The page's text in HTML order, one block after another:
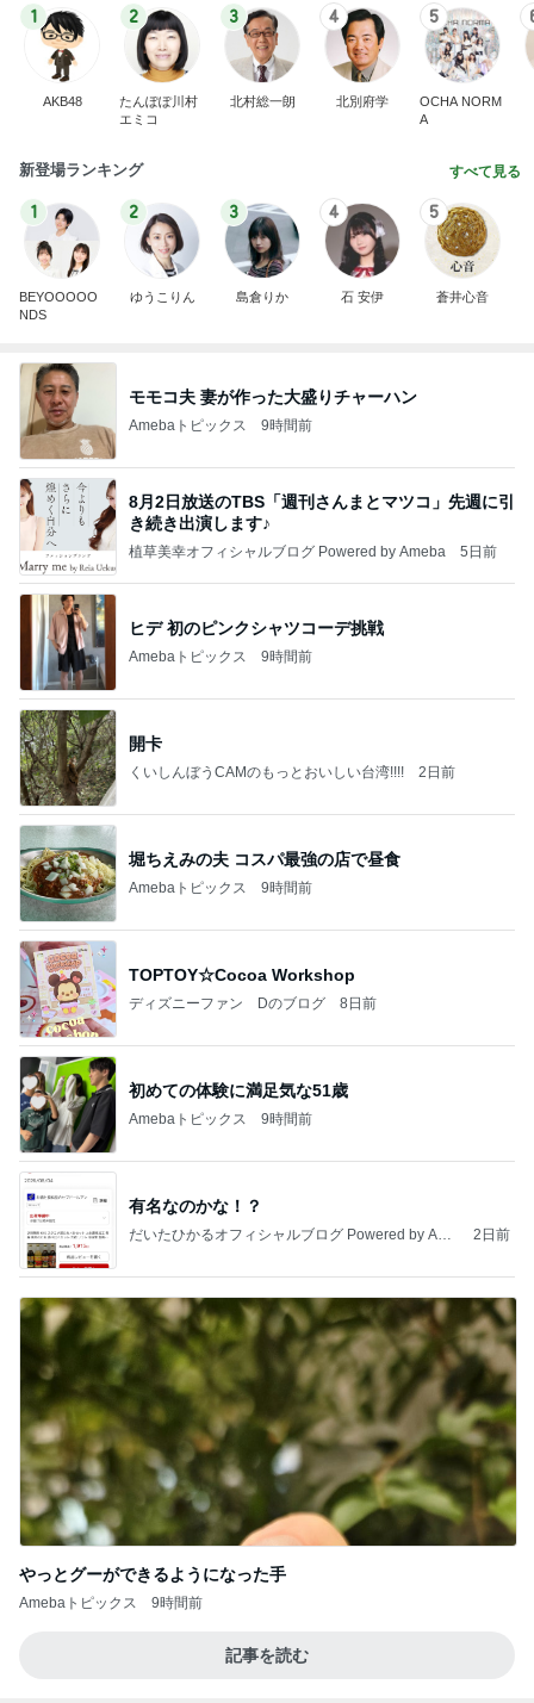
1
AKB48
2
たんぽぽ川村
エミコ
3
北村総一朗
4
北別府学
5
OCHA NORM
A
新登場ランキング すべて見る
1
BEYOOOOO
NDS
2
ゆうこりん
3
島倉りか
4
石 安伊
5
蒼井心音
モモコ夫 妻が作った大盛りチャーハン
Amebaトピックス 9時間前
8月2日放送のTBS「週刊さんまとマツコ」先週に引
き続き出演します♪
植草美幸オフィシャルブログ Powered by Ameba 5日前
ヒデ 初のピンクシャツコーデ挑戦
Amebaトピックス 9時間前
開卡
くいしんぼうCAMのもっとおいしい台湾!!!! 2日前
堀ちえみの夫 コスパ最強の店で昼食
Amebaトピックス 9時間前
TOPTOY☆Cocoa Workshop
ディズニーファン Dのブログ 8日前
初めての体験に満足気な51歳
Amebaトピックス 9時間前
有名なのかな！？
だいたひかるオフィシャルブログ Powered by Ame
2日前
やっとグーができるようになった手
Amebaトピックス 9時間前
記事を読む